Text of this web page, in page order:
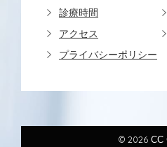
診療時間
アクセス
プライバシーポリシー
© 2026 CC